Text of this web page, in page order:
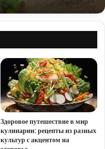
Здоровое путешествие в мир
кулинарии: рецепты из разных
культур с акцентом на